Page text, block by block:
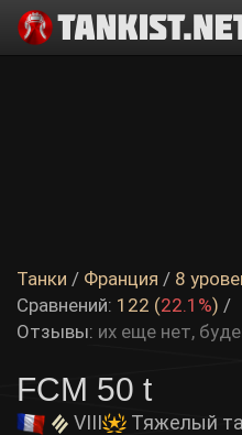
Танки / Франция / 8
Сравнений: 122 (22.1%) /
Отзывы: их еще нет,
FCM 50 t
VIII Тяжелый